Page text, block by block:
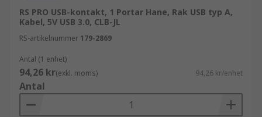
RS PRO USB-kontakt, 1 Portar Hane, Rak USB typ A,
Kabel, 5V USB 3.0, CLB-JL
RS-artikelnummer 179-2869
Antal (1 enhet)
94,26 kr(exkl. moms) 94,26 kr/enhet
Antal